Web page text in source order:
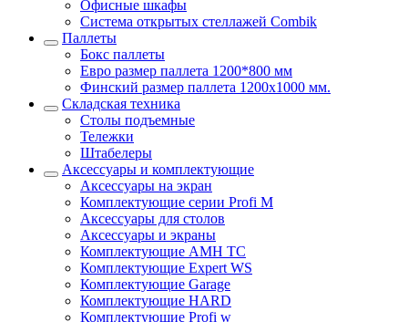
Офисные шкафы
Система открытых стеллажей Combik
Паллеты
Бокс паллеты
Евро размер паллета 1200*800 мм
Финский размер паллета 1200х1000 мм.
Складская техника
Столы подъемные
Тележки
Штабелеры
Аксессуары и комплектующие
Аксессуары на экран
Комплектующие серии Profi M
Аксессуары для столов
Аксессуары и экраны
Комплектующие AMH TC
Комплектующие Expert WS
Комплектующие Garage
Комплектующие HARD
Комплектующие Profi w